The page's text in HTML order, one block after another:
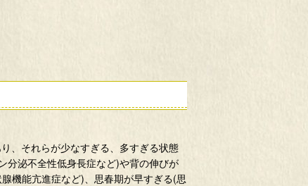
、それらが少なすぎる、多すぎる状態
分泌不全性低身長症など)や背の伸びが
機能亢進症など)、思春期が早すぎる(思